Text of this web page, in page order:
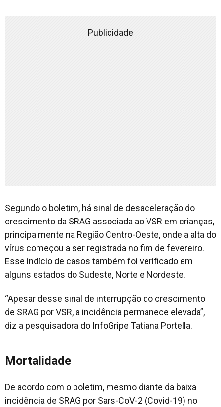
Publicidade
Segundo o boletim, há sinal de desaceleração do
crescimento da SRAG associada ao VSR em crianças,
principalmente na Região Centro-Oeste, onde a alta do
vírus começou a ser registrada no fim de fevereiro.
Esse indício de casos também foi verificado em
alguns estados do Sudeste, Norte e Nordeste.
“Apesar desse sinal de interrupção do crescimento
de SRAG por VSR, a incidência permanece elevada”,
diz a pesquisadora do InfoGripe Tatiana Portella.
Mortalidade
De acordo com o boletim, mesmo diante da baixa
incidência de SRAG por Sars-CoV-2 (Covid-19) no